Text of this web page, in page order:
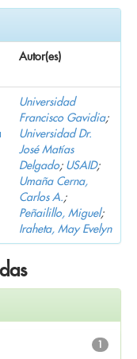
Autor(es)
Universidad
Francisco Gavidia;
Universidad Dr.
José Matías
Delgado; USAID;
Umaña Cerna,
Carlos A.;
Peñailillo, Miguel;
Iraheta, May Evelyn
1